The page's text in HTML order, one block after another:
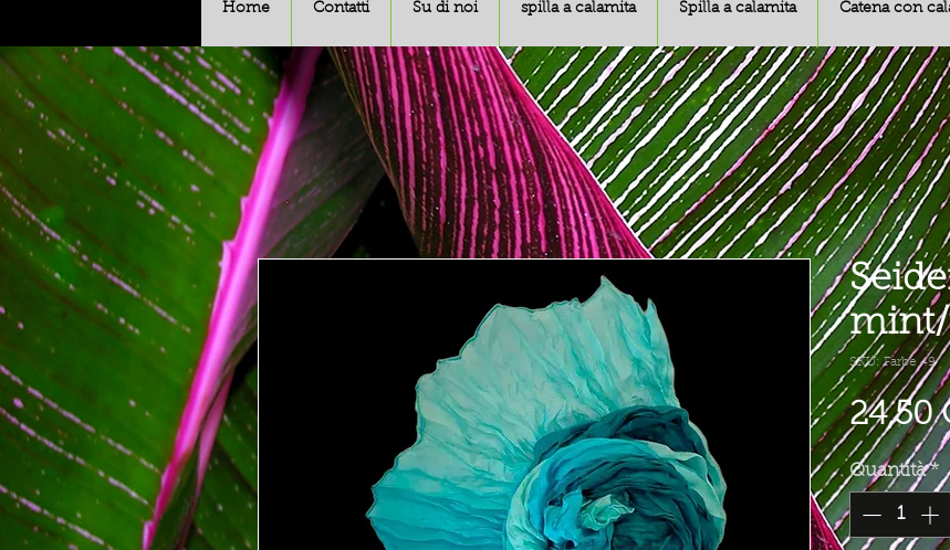
Home Contatti Su di noi spilla a calamita Spilla a calamita Catena con
mint/
SKU: Farbe 49
24,50
Quantità *